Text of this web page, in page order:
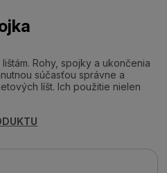
Rohy, spojky a ukončenia
súčasťou správne a
líšt. Ich použitie nielen